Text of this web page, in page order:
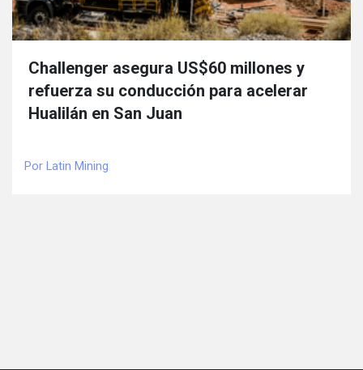
Challenger asegura US$60 millones y
refuerza su conducción para acelerar
Hualilán en San Juan
Por Latin Mining